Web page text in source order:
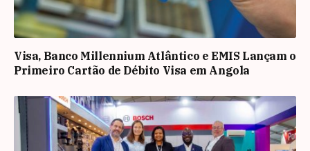
Visa, Banco Millennium Atlântico e EMIS Lançam o
Primeiro Cartão de Débito Visa em Angola